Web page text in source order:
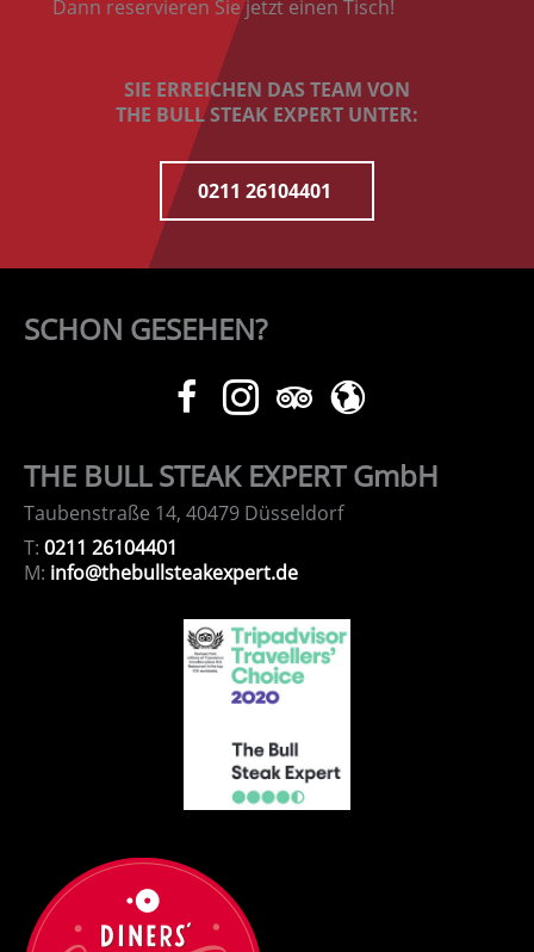
Dann reservieren Sie jetzt einen Tisch!
SIE ERREICHEN DAS TEAM VON
THE BULL STEAK EXPERT UNTER:
0211 26104401
SCHON GESEHEN?
THE BULL STEAK EXPERT GmbH
Taubenstraße 14, 40479 Düsseldorf
T: 0211 26104401
M: info@thebullsteakexpert.de